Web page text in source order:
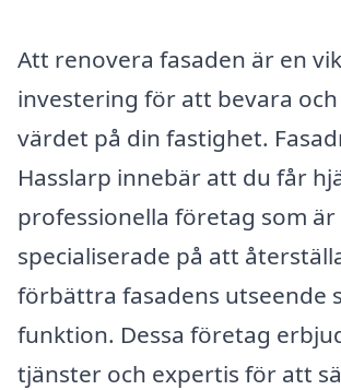
Att renovera fasaden är en
investering för att bevara
värdet på din fastighet.
Hasslarp innebär att du får
professionella företag som är
specialiserade på att
förbättra fasadens utseende
funktion. Dessa företag
tjänster och expertis för att